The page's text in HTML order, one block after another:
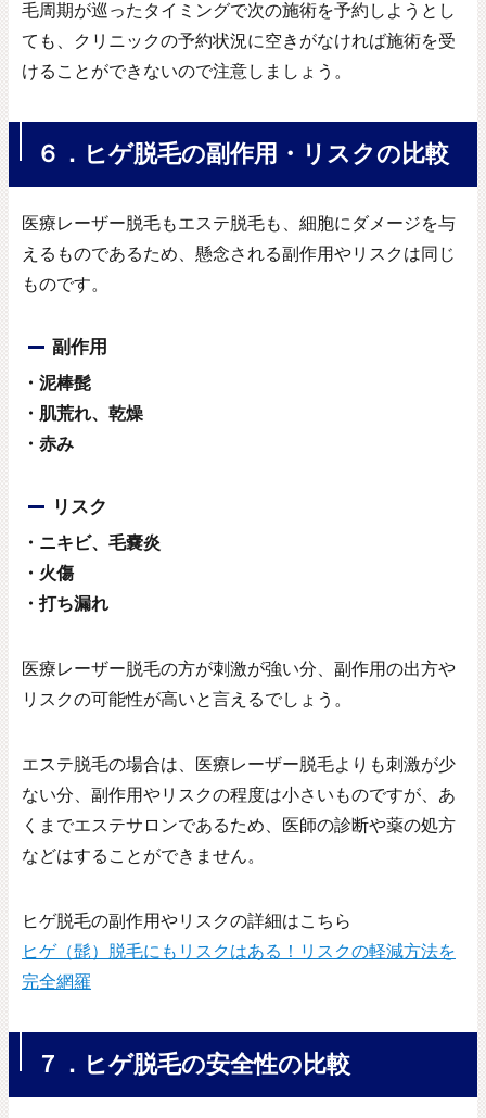
毛周期が巡ったタイミングで次の施術を予約しようとし
ても、クリニックの予約状況に空きがなければ施術を受
けることができないので注意しましょう。
６．ヒゲ脱毛の副作用・リスクの比較
医療レーザー脱毛もエステ脱毛も、細胞にダメージを与
えるものであるため、懸念される副作用やリスクは同じ
ものです。
副作用
・泥棒髭
・肌荒れ、乾燥
・赤み
リスク
・ニキビ、毛嚢炎
・火傷
・打ち漏れ
医療レーザー脱毛の方が刺激が強い分、副作用の出方や
リスクの可能性が高いと言えるでしょう。
エステ脱毛の場合は、医療レーザー脱毛よりも刺激が少
ない分、副作用やリスクの程度は小さいものですが、あ
くまでエステサロンであるため、医師の診断や薬の処方
などはすることができません。
ヒゲ脱毛の副作用やリスクの詳細はこちら
ヒゲ（髭）脱毛にもリスクはある！リスクの軽減方法を
完全網羅
７．ヒゲ脱毛の安全性の比較